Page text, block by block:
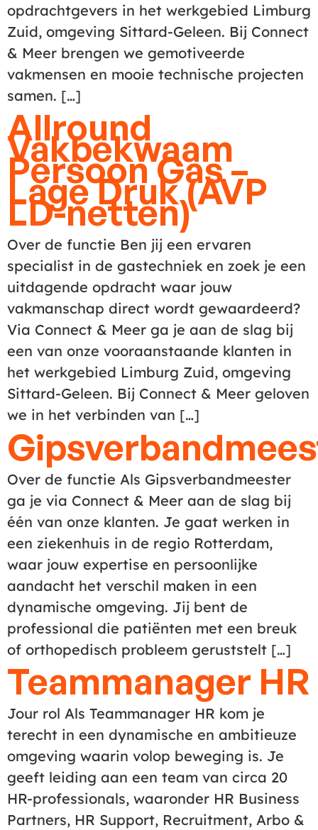
opdrachtgevers in het werkgebied Limburg
Zuid, omgeving Sittard-Geleen. Bij Connect
& Meer brengen we gemotiveerde
vakmensen en mooie technische projecten
samen. […]
Allround
Vakbekwaam
Persoon Gas –
Lage Druk (AVP
LD-netten)
Over de functie Ben jij een ervaren
specialist in de gastechniek en zoek je een
uitdagende opdracht waar jouw
vakmanschap direct wordt gewaardeerd?
Via Connect & Meer ga je aan de slag bij
een van onze vooraanstaande klanten in
het werkgebied Limburg Zuid, omgeving
Sittard-Geleen. Bij Connect & Meer geloven
we in het verbinden van […]
Over de functie Als Gipsverbandmeester
ga je via Connect & Meer aan de slag bij
één van onze klanten. Je gaat werken in
een ziekenhuis in de regio Rotterdam,
waar jouw expertise en persoonlijke
aandacht het verschil maken in een
dynamische omgeving. Jij bent de
professional die patiënten met een breuk
of orthopedisch probleem geruststelt […]
Teammanager HR
Jour rol Als Teammanager HR kom je
terecht in een dynamische en ambitieuze
omgeving waarin volop beweging is. Je
geeft leiding aan een team van circa 20
HR-professionals, waaronder HR Business
Partners, HR Support, Recruitment, Arbo &